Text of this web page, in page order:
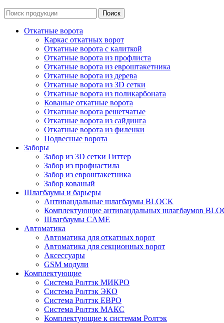
Откатные ворота
Каркас откатных ворот
Откатные ворота с калиткой
Откатные ворота из профлиста
Откатные ворота из евроштакетника
Откатные ворота из дерева
Откатные ворота из 3D сетки
Откатные ворота из поликарбоната
Кованые откатные ворота
Откатные ворота решетчатые
Откатные ворота из сайдинга
Откатные ворота из филенки
Подвесные ворота
Заборы
Забор из 3D сетки Гиттер
Забор из профнастила
Забор из евроштакетника
Забор кованый
Шлагбаумы и барьеры
Антивандальные шлагбаумы BLOCK
Комплектующие антивандальных шлагбаумов
Шлагбаумы CAME
Автоматика
Автоматика для откатных ворот
Автоматика для секционных ворот
Аксессуары
GSM модули
Комплектующие
Система Ролтэк МИКРО
Система Ролтэк ЭКО
Система Ролтэк ЕВРО
Система Ролтэк МАКС
Комплектующие к системам Ролтэк